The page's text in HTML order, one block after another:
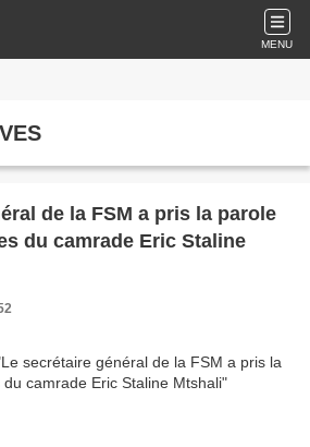
MENU
de la FSM a pris la parole